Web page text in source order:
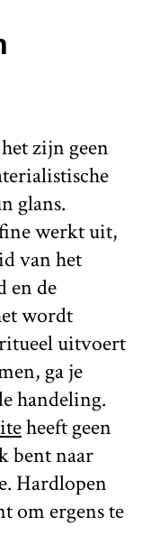
zijn geen
glans.
werkt uit,
van het
en de
wordt
uitvoert
ga je
handeling.
heeft geen
bent naar
Hardlopen
om ergens te